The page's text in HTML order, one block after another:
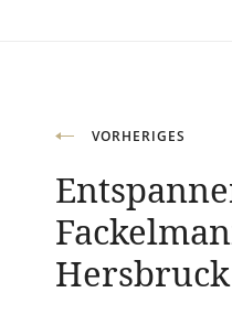
VORHERIGES
Hersbruck